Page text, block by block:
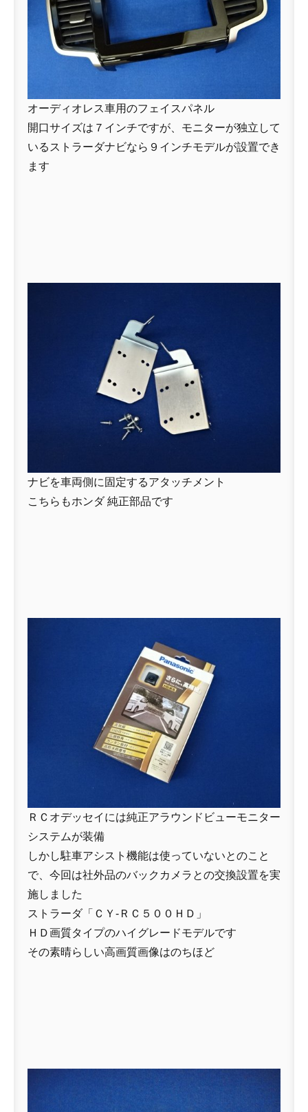
オーディオレス車用のフェイスパネル
開口サイズは７インチですが、モニターが独立して
いるストラーダナビなら９インチモデルが設置でき
ます
ナビを車両側に固定するアタッチメント
こちらもホンダ 純正部品です
ＲＣオデッセイには純正アラウンドビューモニター
システムが装備
しかし駐車アシスト機能は使っていないとのこと
で、今回は社外品のバックカメラとの交換設置を実
施しました
ストラーダ「ＣＹ-ＲＣ５００ＨＤ」
ＨＤ画質タイプのハイグレードモデルです
その素晴らしい高画質画像はのちほど